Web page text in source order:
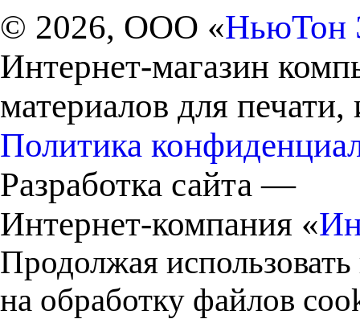
© 2026, ООО «НьюТон
Интернет-магазин
материалов для
Политика
Разработка сайта —
Интернет-компания «
Продолжая
на обработку файлов